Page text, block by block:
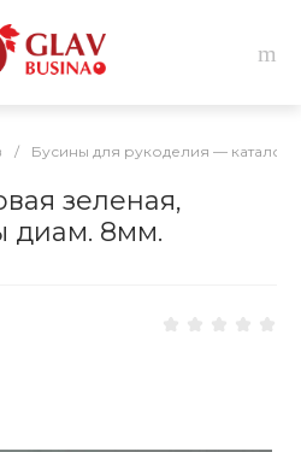
/ Бусины для рукоделия — каталог
зеленая,
диам. 8мм.